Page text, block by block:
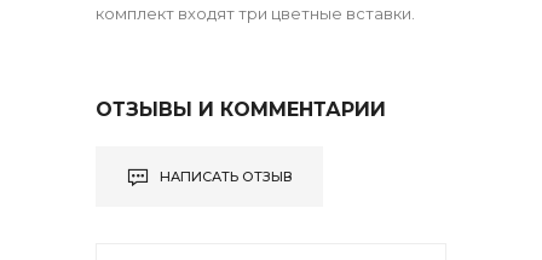
комплект входят три цветные вставки.
ОТЗЫВЫ И КОММЕНТАРИИ
НАПИСАТЬ ОТЗЫВ